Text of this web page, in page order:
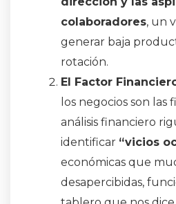
colaboradores, un
generar baja
rotación.
El Factor
los negocios son las
análisis financiero
identificar “vicios
económicas que
desapercibidas,